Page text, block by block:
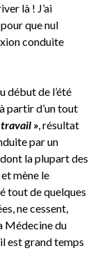
là ! J’ai
que nul
conduite
début de l’été
partir d’un tout
», résultat
par un
la plupart des
mène le
tout de quelques
ne cessent,
Médecine du
est grand temps